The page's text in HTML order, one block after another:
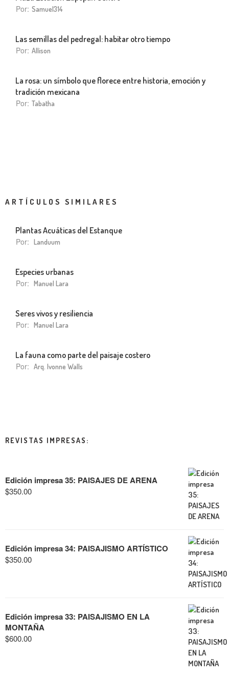
Por: Samuel314
Las semillas del pedregal: habitar otro tiempo
Por: Allison
La rosa: un símbolo que florece entre historia, emoción y
tradición mexicana
Por: Tabatha
ARTÍCULOS SIMILARES
Plantas Acuáticas del Estanque
Por: Landuum
Especies urbanas
Por: Manuel Lara
Seres vivos y resiliencia
Por: Manuel Lara
La fauna como parte del paisaje costero
Por: Arq. Ivonne Walls
REVISTAS IMPRESAS:
Edición impresa 35: PAISAJES DE ARENA
$350.00
Edición impresa 34: PAISAJISMO ARTÍSTICO
$350.00
Edición impresa 33: PAISAJISMO EN LA
MONTAÑA
$600.00